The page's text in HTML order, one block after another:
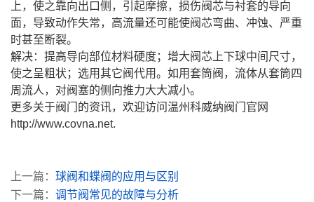
上，使之靠向出口侧，引起摩擦，损伤阀芯与衬套的导向
面，导致动作失常，高流量还可能使阀芯弯曲、冲蚀、严重
时甚至断裂。
解决：提高导向部位材料硬度；增大阀芯上下球中间尺寸，
使之呈粗状；选用其它阀代用。如用套筒阀，流体从套筒四
周流人，对阀塞的侧向推力大大减小。
更多关于阀门的资讯，欢迎访问温州科威纳阀门官网
http://www.covna.net.
上一篇： 球阀和蝶阀的应用与区别
下一篇： 调节阀常见的故障与分析